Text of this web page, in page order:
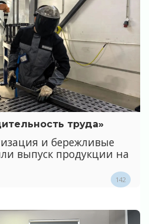
труда»
и бережливые
выпуск продукции на
142